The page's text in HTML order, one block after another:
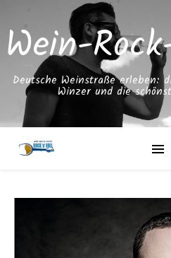
Wein-
Deutsche Weinstraße erleben:
Winzer und die